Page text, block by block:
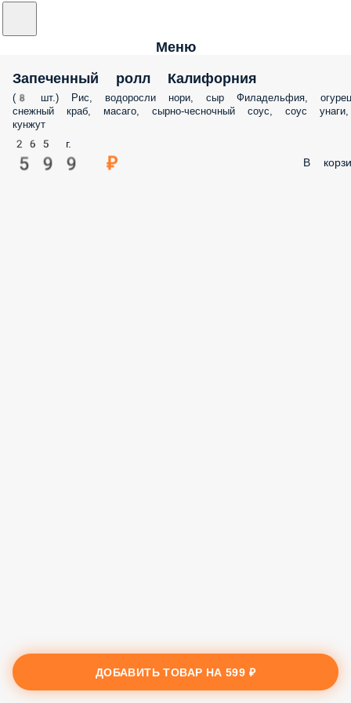
Меню
Запеченный ролл Калифорния
(8 шт.) Рис, водоросли нори, сыр Филадельфия,
снежный краб, масаго, сырно-чесночный соус, соус унаги,
кунжут
265 г.
599 ₽ В
ДОБАВИТЬ ТОВАР НА599 ₽